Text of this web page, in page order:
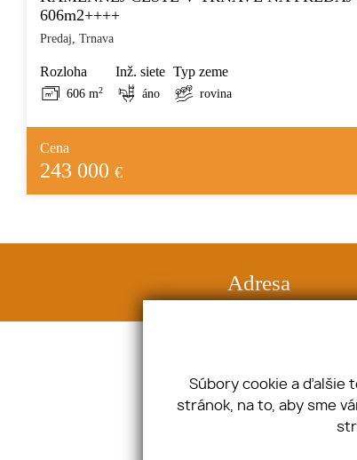
606m2++++
Predaj, Trnava
Rozloha
606 m2
Inž. siete
áno
Typ zeme
rovina
Cena
243 000 €
Adresa
Blog
Súbory cookie a ďalšie
stránok, na to, aby sme